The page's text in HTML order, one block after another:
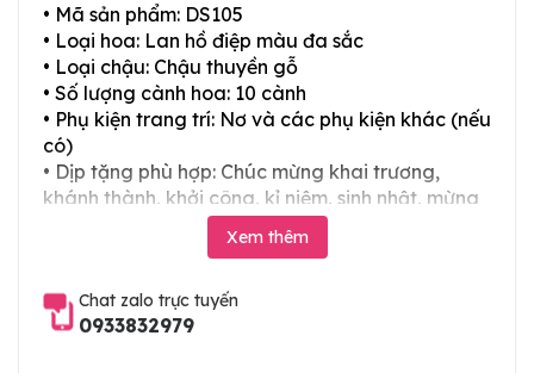
• Mã sản phẩm: DS105
• Loại hoa: Lan hồ điệp màu đa sắc
• Loại chậu: Chậu thuyền gỗ
• Số lượng cành hoa: 10 cành
• Phụ kiện trang trí: Nơ và các phụ kiện khác (nếu
có)
• Dịp tặng phù hợp: Chúc mừng khai trương,
khánh thành, khởi công, kỉ niệm, sinh nhật, mừng
thọ, mừng cưới, tân gia và các ngày lễ tết trong
Xem thêm
Chat zalo trực tuyến
0933832979